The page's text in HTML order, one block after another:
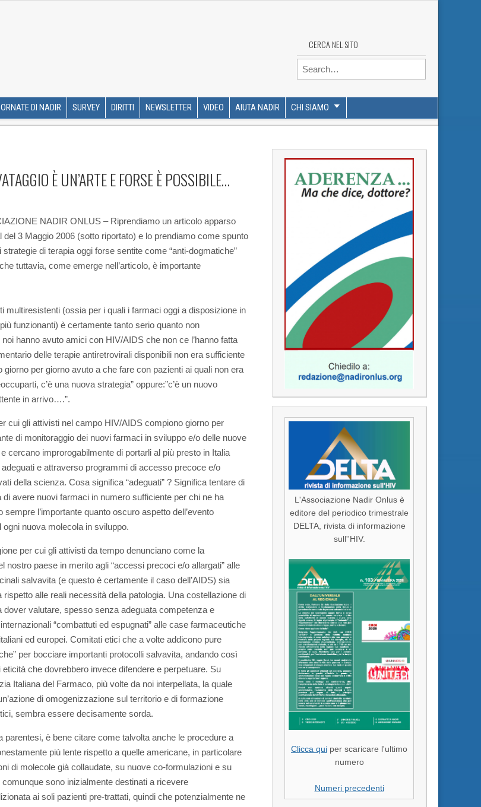
CERCA NEL SITO
Search for:
SKIP TO CONTENT
DI NADIR SURVEY DIRITTI NEWSLETTER VIDEO AIUTA NADIR CHI SIAMO
È UN’ARTE E FORSE È POSSIBILE…
NADIR ONLUS – Riprendiamo un articolo apparso
del 3 Maggio 2006 (sotto riportato) e lo prendiamo come spunto
di terapia oggi forse sentite come “anti-dogmatiche”
tuttavia, come emerge nell’articolo, è importante
multiresistenti (ossia per i quali i farmaci oggi a disposizione in
funzionanti) è certamente tanto serio quanto non
hanno avuto amici con HIV/AIDS che non ce l’hanno fatta
delle terapie antiretrovirali disponibili non era sufficiente
giorno per giorno avuto a che fare con pazienti ai quali non era
c’è una nuova strategia” oppure:”c’è un nuovo
in arrivo….”.
cui gli attivisti nel campo HIV/AIDS compiono giorno per
di monitoraggio dei nuovi farmaci in sviluppo e/o delle nuove
cercano improrogabilmente di portarli al più presto in Italia
e attraverso programmi di accesso precoce e/o
della scienza. Cosa significa “adeguati” ? Significa tentare di
di avere nuovi farmaci in numero sufficiente per chi ne ha
sempre l’importante quanto oscuro aspetto dell’evento
nuova molecola in sviluppo.
per cui gli attivisti da tempo denunciano come la
nostro paese in merito agli “accessi precoci e/o allargati” alle
salvavita (e questo è certamente il caso dell’AIDS) sia
rispetto alle reali necessità della patologia. Una costellazione di
dover valutare, spesso senza adeguata competenza e
“combattuti ed espugnati” alle case farmaceutiche
ed europei. Comitati etici che a volte addicono pure
per bocciare importanti protocolli salvavita, andando così
eticità che dovrebbero invece difendere e perpetuare. Su
Italiana del Farmaco, più volte da noi interpellata, la quale
di omogenizzazione sul territorio e di formazione
sembra essere decisamente sorda.
parentesi, è bene citare come talvolta anche le procedure a
più lente rispetto a quelle americane, in particolare
di molecole già collaudate, su nuove co-formulazioni e su
sono inizialmente destinati a ricevere
ai soli pazienti pre-trattati, quindi che potenzialmente ne
L'Associazione Nadir Onlus è
editore del periodico trimestrale
DELTA, rivista di informazione
sull''HIV.
Clicca qui per scaricare l'ultimo
numero
Numeri precedenti